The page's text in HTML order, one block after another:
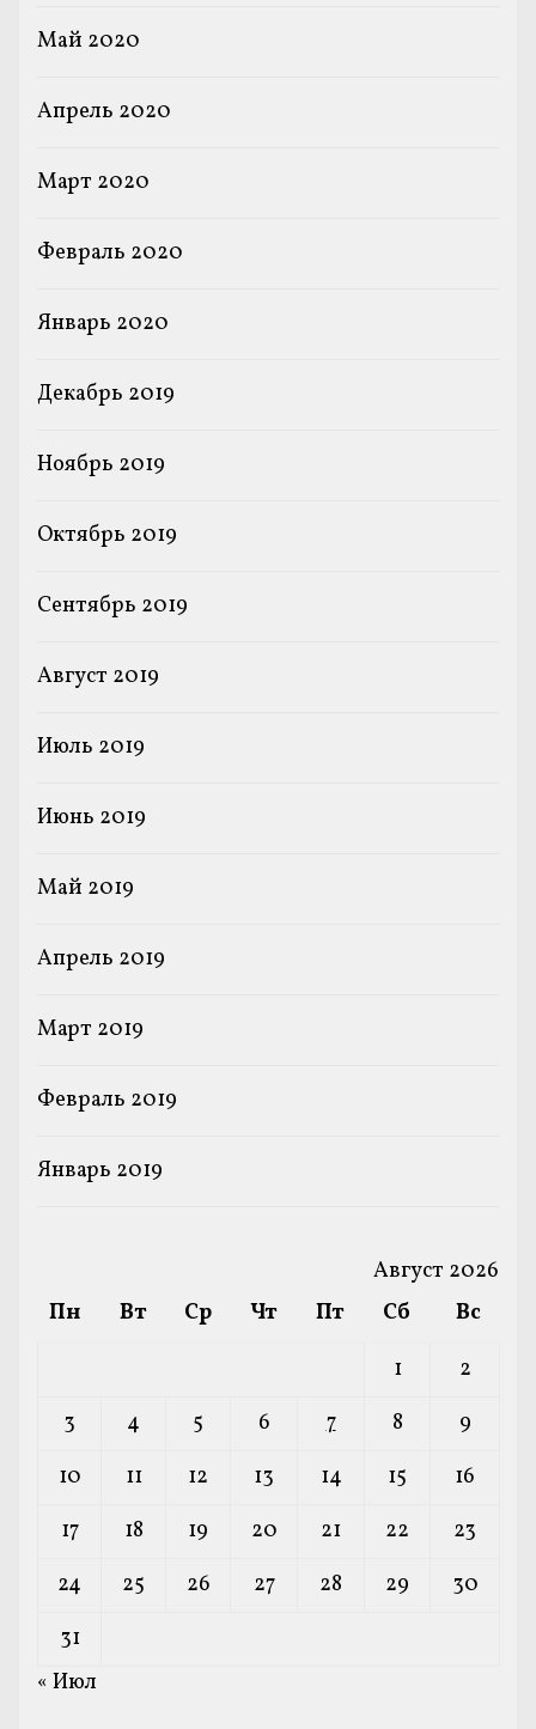
Май 2020
Апрель 2020
Март 2020
Февраль 2020
Январь 2020
Декабрь 2019
Ноябрь 2019
Октябрь 2019
Сентябрь 2019
Август 2019
Июль 2019
Июнь 2019
Май 2019
Апрель 2019
Март 2019
Февраль 2019
Январь 2019
Август 2026
Пн
Вт Ср Чт Пт Сб
Вс
1
2
3
4 5 6 7 8
9
10
11 12 13 14 15
16
17
18 19 20 21 22
23
24
25 26 27 28 29
30
31
« Июл